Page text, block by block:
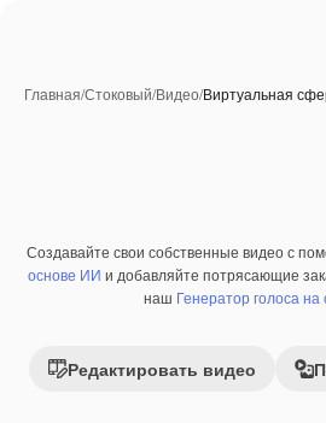
Главная/Стоковый/Видео/Виртуальная
Премиум
Создавайте свои собственные видео с
основе ИИ и добавляйте потрясающие
наш Генератор голоса
Редактировать видео